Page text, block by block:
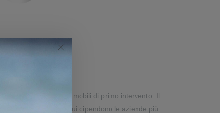
per i lavoratori mobili di primo intervento. Il
e la funzionalità da cui dipendono le aziende più